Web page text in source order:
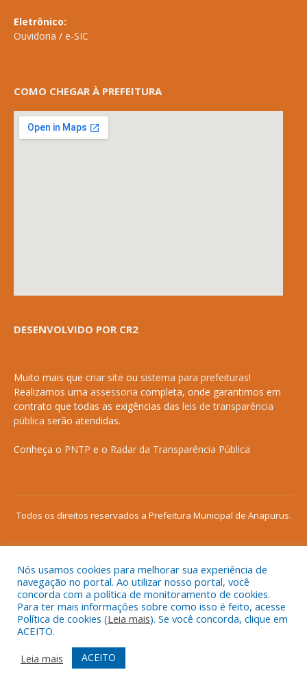
Eletrônico:
Ouvidoria / e-SIC
COMO CHEGAR À PREFEITURA
DESENVOLVIDO POR CR2
Muito mais que criar site ou sistema para prefeituras!
Realizamos uma assessoria completa, onde garantimos em
contrato que todas as exigências das leis de transparência
pública serão atendidas.
Conheça o PNTP e o Radar da Transparência Pública
Todos os direitos reservados a Prefeitura Municipal de Anapurus.
Mapa do Site
Acessar Área Administrativa
Acessar o Webmail
Nós usamos cookies para melhorar sua experiência de
navegação no portal. Ao utilizar nosso portal, você
concorda com a política de monitoramento de cookies.
Para ter mais informações sobre como isso é feito, acesse
Política de cookies (Leia mais). Se você concorda, clique em
ACEITO.
Leia mais
ACEITO